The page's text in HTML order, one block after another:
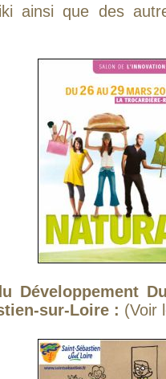
ainsi que des
Développement
sur-Loire : (Voir